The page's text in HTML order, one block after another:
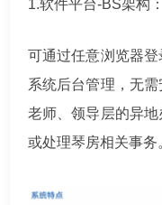
1.软件平台-BS架构：
可通过任意浏览器
系统后台管理，无需
老师、领导层的异
或处理琴房相关事务